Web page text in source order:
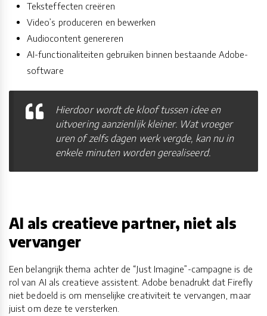
Teksteffecten creëren
Video’s produceren en bewerken
Audiocontent genereren
AI-functionaliteiten gebruiken binnen bestaande Adobe-
software
Hierdoor wordt de kloof tussen idee en
uitvoering aanzienlijk kleiner. Wat vroeger
uren of zelfs dagen werk vergde, kan nu in
enkele minuten worden gerealiseerd.
AI als creatieve partner, niet als
vervanger
Een belangrijk thema achter de “Just Imagine”-campagne is de
rol van AI als creatieve assistent. Adobe benadrukt dat Firefly
niet bedoeld is om menselijke creativiteit te vervangen, maar
juist om deze te versterken.